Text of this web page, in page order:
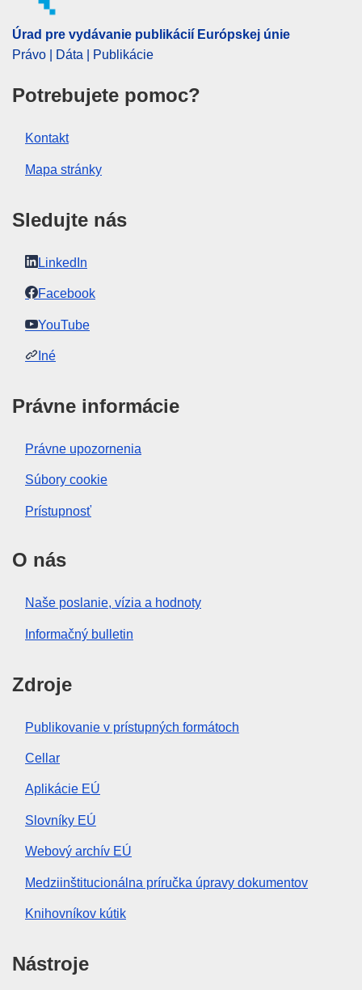
OJ : C_202500031
IMMC : 9999
pdfa2a
Úrad pre vydávanie publikácií Európskej únie
Právo | Dáta | Publikácie
Potrebujete pomoc?
Kontakt
Mapa stránky
Sledujte nás
LinkedIn
Facebook
YouTube
Iné
Právne informácie
Právne upozornenia
Súbory cookie
Prístupnosť
O nás
Naše poslanie, vízia a hodnoty
Informačný bulletin
Zdroje
Publikovanie v prístupných formátoch
Cellar
Aplikácie EÚ
Slovníky EÚ
Webový archív EÚ
Medziinštitucionálna príručka úpravy dokumentov
Knihovníkov kútik
Nástroje